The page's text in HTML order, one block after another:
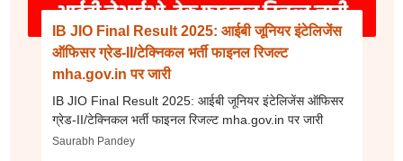
IB JIO Final Result 2025: आईबी जूनियर इंटेलिजेंस
ऑफिसर ग्रेड-II/टेक्निकल भर्ती फाइनल रिजल्ट
mha.gov.in पर जारी
IB JIO Final Result 2025: आईबी जूनियर इंटेलिजेंस ऑफिसर
ग्रेड-II/टेक्निकल भर्ती फाइनल रिजल्ट mha.gov.in पर जारी
Saurabh Pandey